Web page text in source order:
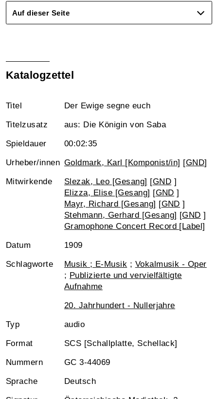
Auf dieser Seite
Katalogzettel
Titel Der Ewige segne euch
Titelzusatz aus: Die Königin von Saba
Spieldauer 00:02:35
Urheber/innen Goldmark, Karl [Komponist/in] [GND]
Mitwirkende Slezak, Leo [Gesang] [GND ]
Elizza, Elise [Gesang] [GND ]
Mayr, Richard [Gesang] [GND ]
Stehmann, Gerhard [Gesang] [GND ]
Gramophone Concert Record [Label]
Datum 1909
Schlagworte Musik ; E-Musik ; Vokalmusik - Oper
; Publizierte und vervielfältigte
Aufnahme
20. Jahrhundert - Nullerjahre
Typ audio
Format SCS [Schallplatte, Schellack]
Nummern GC 3-44069
Sprache Deutsch